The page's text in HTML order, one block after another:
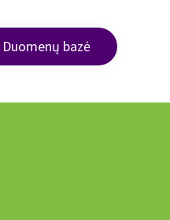
Duomenų bazė